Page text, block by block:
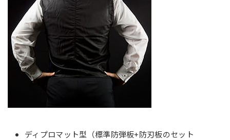
ディプロマット型（標準防弾板+防刃板のセット